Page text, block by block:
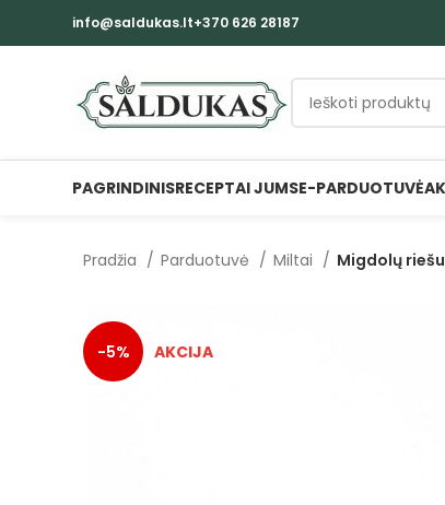
info@saldukas.lt+370 626 28187
PAGRINDINISRECEPTAI JUMSE-PARDUOTUVĖ
Pradžia Parduotuvė Miltai Migdolų
-5%